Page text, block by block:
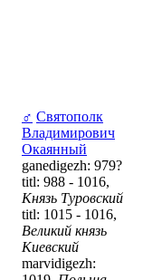
♂ Святополк
Владимирович
Окаянный
ganedigezh: 979?
titl: 988 - 1016,
Князь Туровский
titl: 1015 - 1016,
Великий князь
Киевский
marvidigezh: